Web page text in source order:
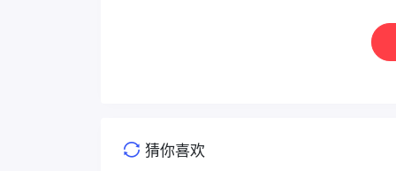
猜你喜欢